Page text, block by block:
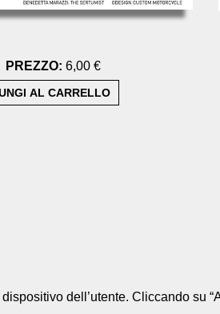
PREZZO: 6,00 €
dell’utente. Cliccando su